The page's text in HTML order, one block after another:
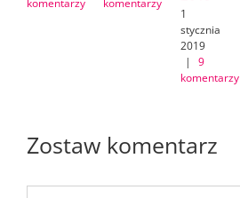
komentarzy
komentarzy
1
stycznia
2019
|
9
komentarzy
Zostaw komentarz